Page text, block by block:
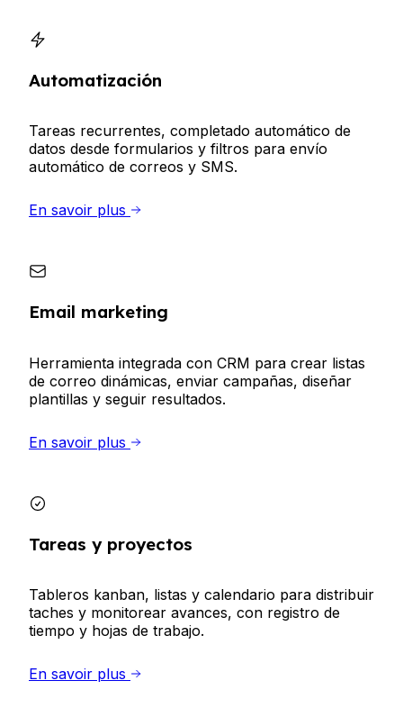
Automatización
Tareas recurrentes, completado automático de
datos desde formularios y filtros para envío
automático de correos y SMS.
En savoir plus
Email marketing
Herramienta integrada con CRM para crear listas
de correo dinámicas, enviar campañas, diseñar
plantillas y seguir resultados.
En savoir plus
Tareas y proyectos
Tableros kanban, listas y calendario para distribuir
taches y monitorear avances, con registro de
tiempo y hojas de trabajo.
En savoir plus